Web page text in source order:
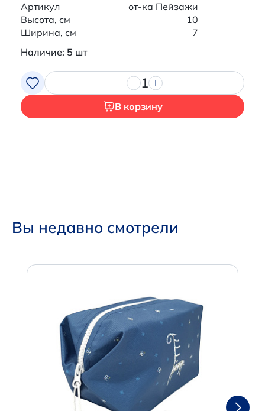
Продолжить покупки
Перейти в корзину
Артикул
от-ка Пейзажи
Высота, см
10
Ширина, см
7
Наличие: 5 шт
1
В корзину
Вы недавно смотрели